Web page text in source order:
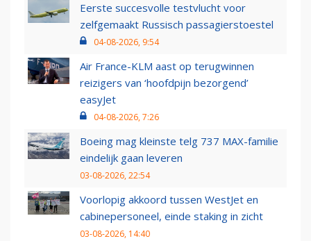
Eerste succesvolle testvlucht voor
zelfgemaakt Russisch passagierstoestel
04-08-2026, 9:54
Air France-KLM aast op terugwinnen
reizigers van ‘hoofdpijn bezorgend’
easyJet
04-08-2026, 7:26
Boeing mag kleinste telg 737 MAX-familie
eindelijk gaan leveren
03-08-2026, 22:54
Voorlopig akkoord tussen WestJet en
cabinepersoneel, einde staking in zicht
03-08-2026, 14:40